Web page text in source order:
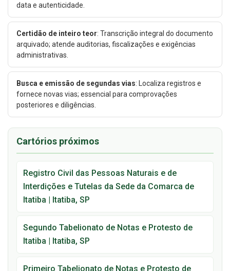
data e autenticidade.
Certidão de inteiro teor: Transcrição integral do documento
arquivado; atende auditorias, fiscalizações e exigências
administrativas.
Busca e emissão de segundas vias: Localiza registros e
fornece novas vias; essencial para comprovações
posteriores e diligências.
Cartórios próximos
Registro Civil das Pessoas Naturais e de
Interdições e Tutelas da Sede da Comarca de
Itatiba | Itatiba, SP
Segundo Tabelionato de Notas e Protesto de
Itatiba | Itatiba, SP
Primeiro Tabelionato de Notas e Protesto de